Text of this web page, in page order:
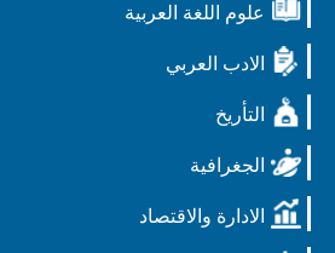
علوم اللغة العربية
الادب العربي
التأريخ
الجغرافية
الادارة والاقتصاد